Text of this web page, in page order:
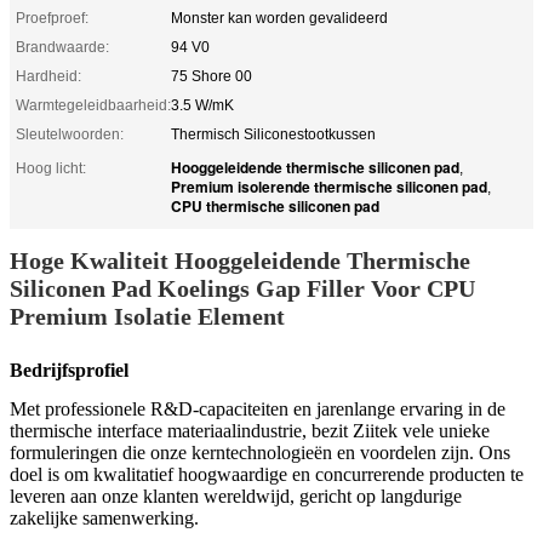
Proefproef:
Monster kan worden gevalideerd
Brandwaarde:
94 V0
Hardheid:
75 Shore 00
Warmtegeleidbaarheid:3.5 W/mK
Sleutelwoorden:
Thermisch Siliconestootkussen
Hoog licht:
Hooggeleidende thermische siliconen pad,
Premium isolerende thermische siliconen pad,
CPU thermische siliconen pad
Hoge Kwaliteit Hooggeleidende Thermische
Siliconen Pad Koelings Gap Filler Voor CPU
Premium Isolatie Element
Bedrijfsprofiel
Met professionele R&D-capaciteiten en jarenlange ervaring in de
thermische interface materiaalindustrie, bezit Ziitek vele unieke
formuleringen die onze kerntechnologieën en voordelen zijn. Ons
doel is om kwalitatief hoogwaardige en concurrerende producten te
leveren aan onze klanten wereldwijd, gericht op langdurige
zakelijke samenwerking.